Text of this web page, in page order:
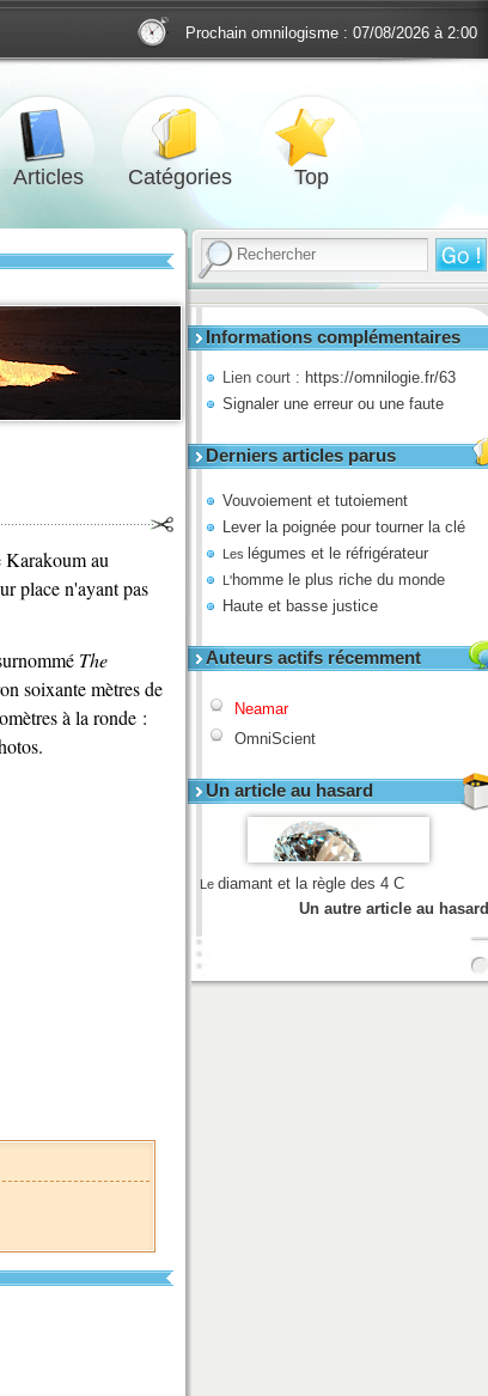
Prochain omnilogisme : 07/08/2026 à 2:00
Articles Catégories Top
Informations complémentaires
Lien court : https://omnilogie.fr/63
Signaler une erreur ou une faute
Derniers articles parus
Vouvoiement et tutoiement
Lever la poignée pour tourner la clé
Les légumes et le réfrigérateur
L'homme le plus riche du monde
Haute et basse justice
Auteurs actifs récemment
Neamar
OmniScient
Un article au hasard
Le diamant et la règle des 4 C
Un autre article au hasard
Karakoum au
place n'ayant pas
The
soixante mètres de
à la ronde :